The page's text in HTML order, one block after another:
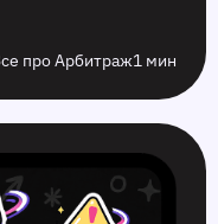
про Арбитраж1 мин